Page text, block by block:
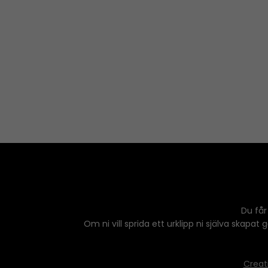
Du
Om ni vill sprida ett urklipp ni själva